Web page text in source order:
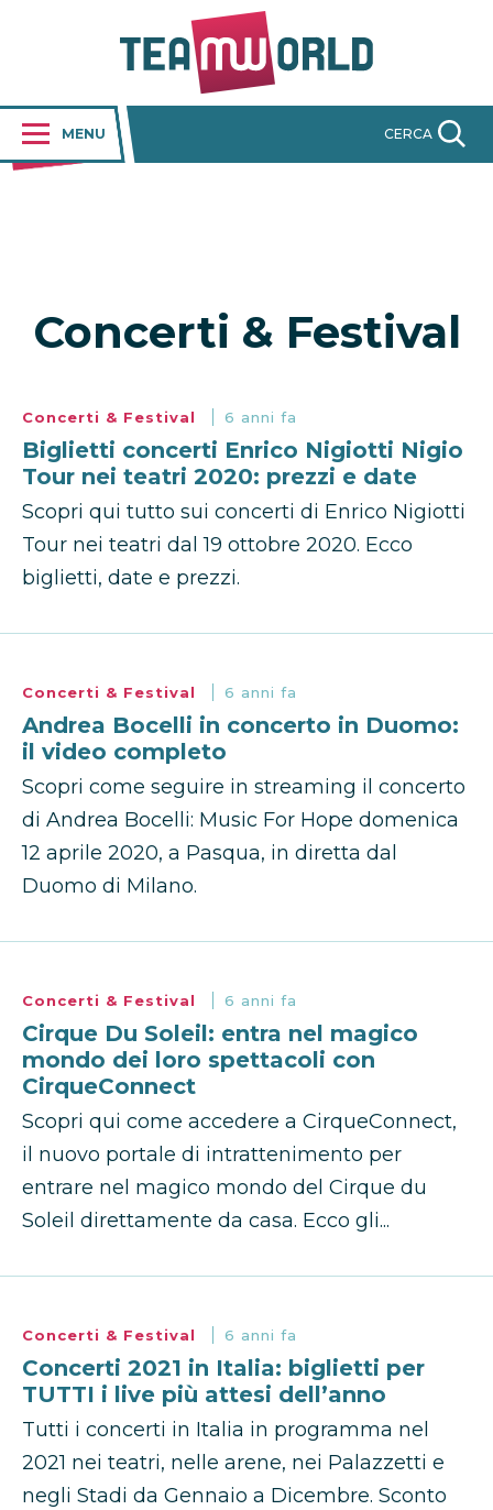
MENU CERCA
Concerti & Festival
Concerti & Festival 6 anni fa
Biglietti concerti Enrico Nigiotti Nigio
Tour nei teatri 2020: prezzi e date
Scopri qui tutto sui concerti di Enrico Nigiotti
Tour nei teatri dal 19 ottobre 2020. Ecco
biglietti, date e prezzi.
Concerti & Festival 6 anni fa
Andrea Bocelli in concerto in Duomo:
il video completo
Scopri come seguire in streaming il concerto
di Andrea Bocelli: Music For Hope domenica
12 aprile 2020, a Pasqua, in diretta dal
Duomo di Milano.
Concerti & Festival 6 anni fa
Cirque Du Soleil: entra nel magico
mondo dei loro spettacoli con
CirqueConnect
Scopri qui come accedere a CirqueConnect,
il nuovo portale di intrattenimento per
entrare nel magico mondo del Cirque du
Soleil direttamente da casa. Ecco gli...
Concerti & Festival 6 anni fa
Concerti 2021 in Italia: biglietti per
TUTTI i live più attesi dell’anno
Tutti i concerti in Italia in programma nel
2021 nei teatri, nelle arene, nei Palazzetti e
negli Stadi da Gennaio a Dicembre. Sconto